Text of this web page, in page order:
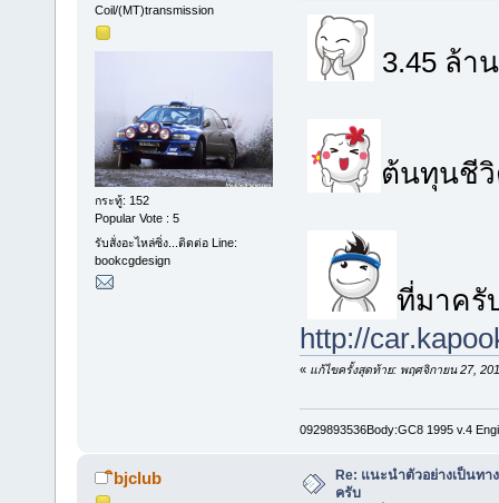
Coil/(MT)transmission
กระทู้: 152
Popular Vote : 5
รับสั่งอะไหล่ซิ่ง...ติดต่อ Line:
bookcgdesign
3.45 ล้า
ต้นทุนชี
ที่มาครั
http://
« แก้ไขครั้งสุดท้าย: พฤศจิกายน 27,
0929893536Body:GC8 1995 v.4
ิbjclub
Re: แนะนำตัวอย่างเป็นท
ครับ